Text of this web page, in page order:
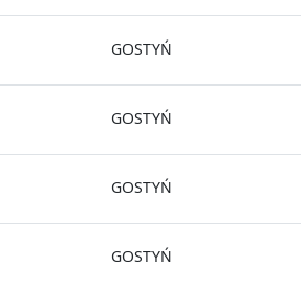
GOSTYŃ
GOSTYŃ
GOSTYŃ
GOSTYŃ